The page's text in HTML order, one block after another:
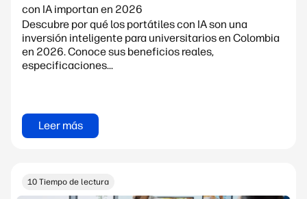
con IA importan en 2026
Descubre por qué los portátiles con IA son una
inversión inteligente para universitarios en Colombia
en 2026. Conoce sus beneficios reales,
especificaciones...
Leer más
10 Tiempo de lectura